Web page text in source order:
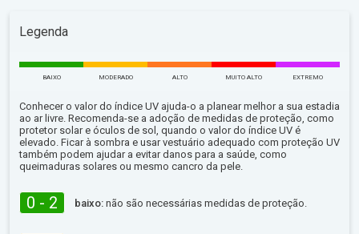
Legenda
BAIXO MODERADO ALTO MUITO ALTO EXTREMO
Conhecer o valor do índice UV ajuda-o a planear melhor a sua estadia
ao ar livre. Recomenda-se a adoção de medidas de proteção, como
protetor solar e óculos de sol, quando o valor do índice UV é
elevado. Ficar à sombra e usar vestuário adequado com proteção UV
também podem ajudar a evitar danos para a saúde, como
queimaduras solares ou mesmo cancro da pele.
0 - 2 baixo: não são necessárias medidas de proteção.